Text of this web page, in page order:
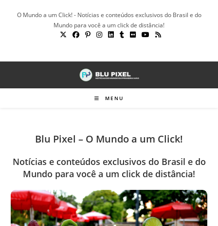
O Mundo a um Click! - Notícias e conteúdos exclusivos do Brasil e do
Mundo para você a um click de distância!
MENU
Blu Pixel – O Mundo a um Click!
Notícias e conteúdos exclusivos do Brasil e do
Mundo para você a um click de distância!